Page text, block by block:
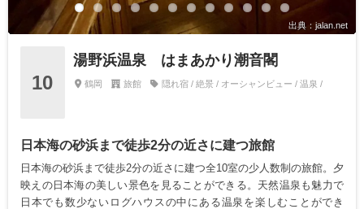
出典：jalan.net
10
湯野浜温泉 はまあかり潮音閣
鶴岡 旅館 隠れ宿 / 絶景 / オーシャンビュー / 温泉 /
日本海の砂浜まで徒歩2分の近さに建つ旅館
日本海の砂浜まで徒歩2分の近さに建つ全10室の少人数制の旅館。夕
映えの日本海の美しい景色を見ることができる。天然温泉も魅力で
日本でも数少ないログハウスの中にある温泉を楽しむことができ